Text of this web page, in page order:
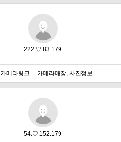
222.♡.83.179
카메라링크 ::: 카메라매장, 사진정보
54.♡.152.179